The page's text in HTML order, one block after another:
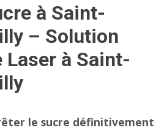
à Saint-
– Solution
Laser à Saint-
le sucre définitivement